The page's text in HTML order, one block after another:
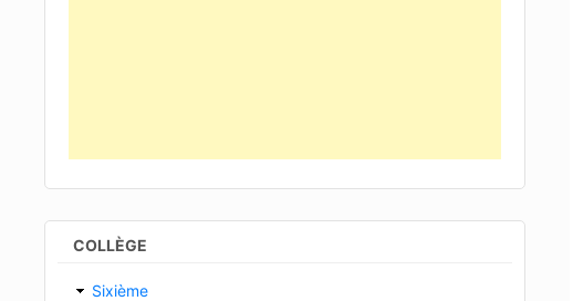
COLLÈGE
Sixième